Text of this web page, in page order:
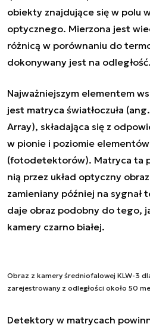
obiekty znajdujące się w polu
optycznego. Mierzona jest
różnicą w porównaniu do
dokonywany jest na odległość.
Najważniejszym elementem
jest matryca światłoczuła
Array), składająca się z
w pionie i poziomie elementów
(fotodetektorów). Matryca ta
nią przez układ optyczny
zamieniany później na sygnał
daje obraz podobny do tego,
kamery czarno białej.
Obraz z kamery średniofalowej KLW-3
zarejestrowany z odległości około 50
Detektory w matrycach